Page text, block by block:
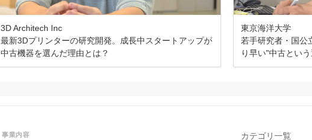
3D Architech Inc
最新3Dプリンターの研究開発。成長中スタートアップが
中古機器を選んだ理由とは？
東京海洋大学
若手研究者・国公
り早い"中古とい
事業内容
カテゴリ一覧